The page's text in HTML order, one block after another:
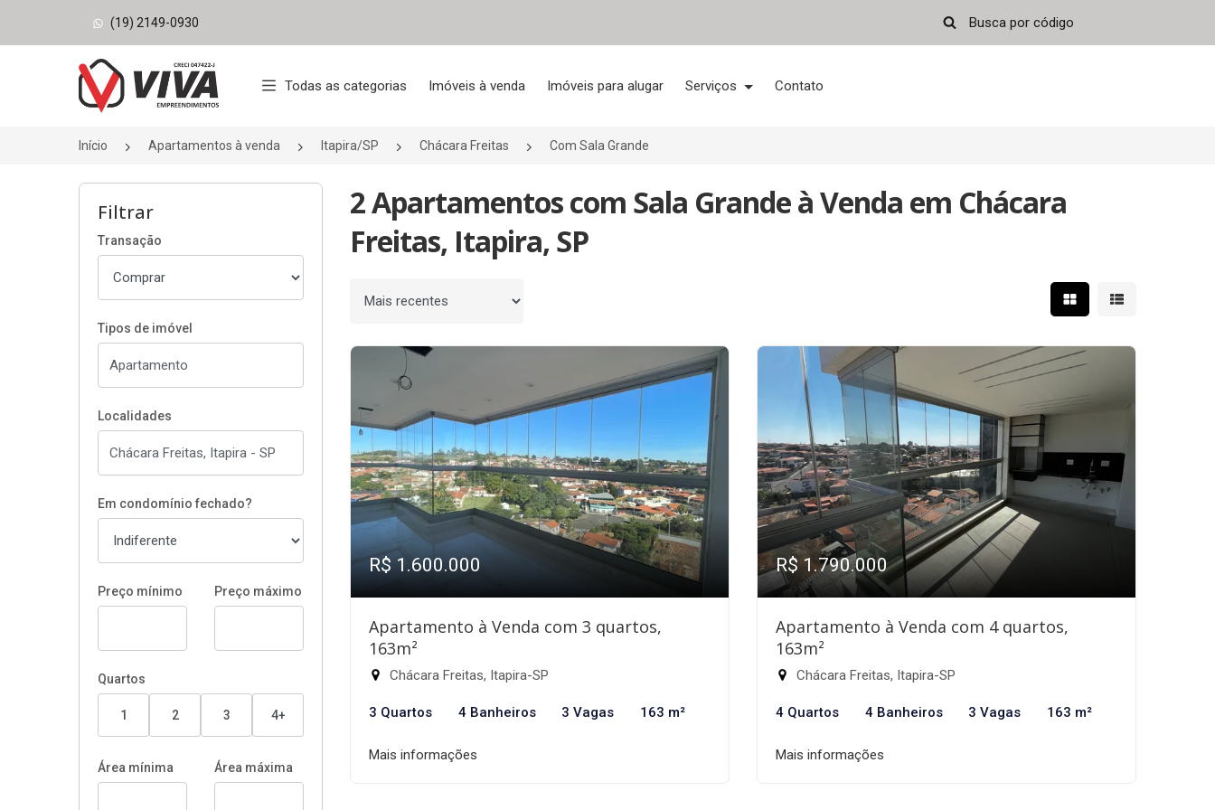
(19) 2149-0930
Página inicial
Todas as categorias Imóveis à venda Imóveis para alugar Serviços Contato
Início Apartamentos à venda Itapira/SP Chácara Freitas Com Sala Grande
Filtrar
Transação
Tipos de imóvel
Localidades
Em condomínio fechado?
Preço mínimo Preço máximo
Quartos
1 2 3 4+
Área mínima Área máxima
2 Apartamentos com Sala Grande à Venda em Chácara
Freitas, Itapira, SP
Ordenar por Mostrar resultados em
Mostrar
R$ 1.600.000
Apartamento à Venda com 3 quartos,
163m²
Chácara Freitas, Itapira-SP
3 Quartos 4 Banheiros 3 Vagas 163 m²
Mais informações
R$ 1.790.000
Apartamento à Venda com 4 quartos,
163m²
Chácara Freitas, Itapira-SP
4 Quartos 4 Banheiros 3 Vagas 163 m²
Mais informações